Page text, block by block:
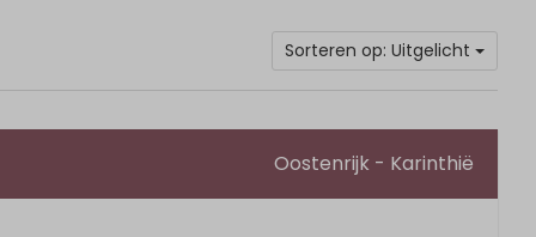
Sorteren op: Uitgelicht
Oostenrijk - Karinthië